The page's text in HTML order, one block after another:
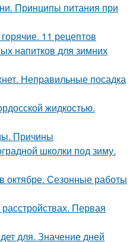
Принципы питания при
11 рецептов
напитков для зимних
Неправильные посадка
жидкостью.
Причины
школки под зиму.
октябре. Сезонные работы
Первая
для. Значение дней